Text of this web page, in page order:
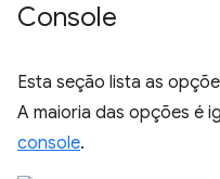
Console
Esta seção lista as
A maioria das opções é
console.